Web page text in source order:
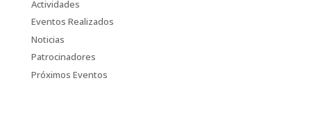
Actividades
Eventos Realizados
Noticias
Patrocinadores
Próximos Eventos